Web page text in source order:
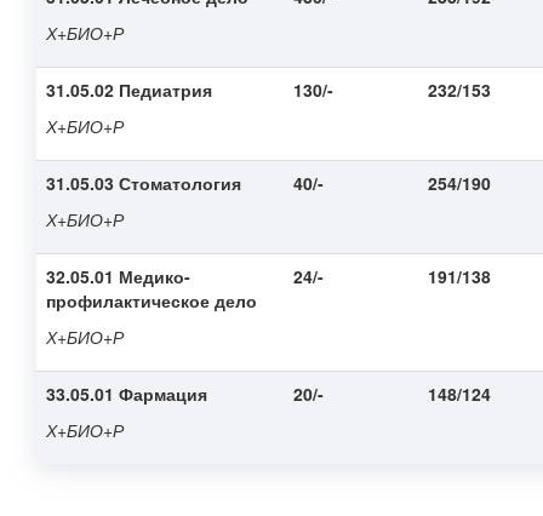
Х+БИО+Р
31.05.02 Педиатрия
Х+БИО+Р
130/- 232/153
31.05.03 Стоматология
Х+БИО+Р
40/- 254/190
32.05.01 Медико-
профилактическое дело
Х+БИО+Р
24/- 191/138
33.05.01 Фармация
Х+БИО+Р
20/- 148/124